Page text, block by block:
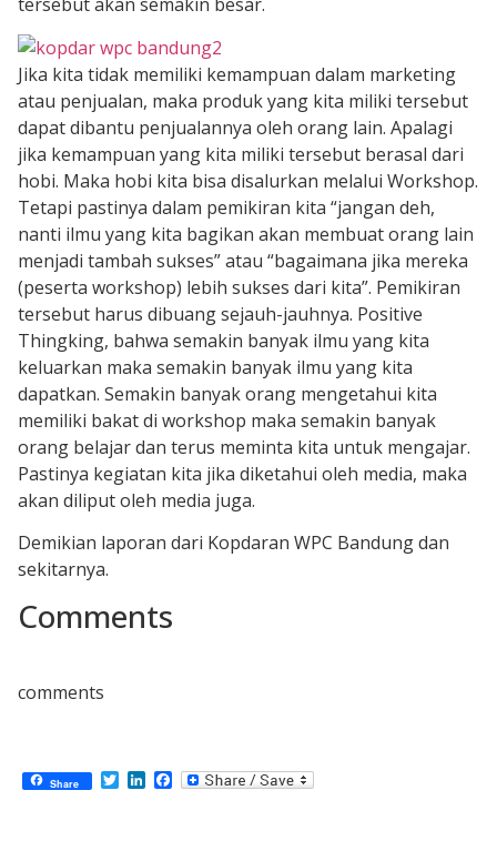
Jika kita tidak memiliki kemampuan dalam marketing
atau penjualan, maka produk yang kita miliki tersebut
dapat dibantu penjualannya oleh orang lain. Apalagi
jika kemampuan yang kita miliki tersebut berasal dari
hobi. Maka hobi kita bisa disalurkan melalui Workshop.
Tetapi pastinya dalam pemikiran kita “jangan deh,
nanti ilmu yang kita bagikan akan membuat orang lain
menjadi tambah sukses” atau “bagaimana jika mereka
(peserta workshop) lebih sukses dari kita”. Pemikiran
tersebut harus dibuang sejauh-jauhnya. Positive
Thingking, bahwa semakin banyak ilmu yang kita
keluarkan maka semakin banyak ilmu yang kita
dapatkan. Semakin banyak orang mengetahui kita
memiliki bakat di workshop maka semakin banyak
orang belajar dan terus meminta kita untuk mengajar.
Pastinya kegiatan kita jika diketahui oleh media, maka
akan diliput oleh media juga.
Demikian laporan dari Kopdaran WPC Bandung dan
sekitarnya.
Comments
comments
Share TwitterLinkedIn
Facebook